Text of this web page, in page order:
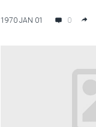
1970 JAN 01 0